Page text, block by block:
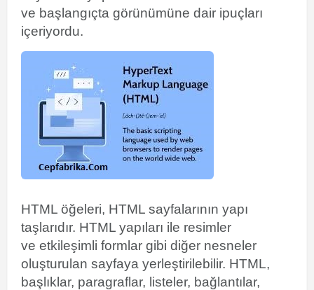
ve başlangıçta görünümüne dair ipuçları
içeriyordu.
HTML öğeleri, HTML sayfalarının yapı
taşlarıdır. HTML yapıları ile resimler
ve etkileşimli formlar gibi diğer nesneler
oluşturulan sayfaya yerleştirilebilir. HTML,
başlıklar, paragraflar, listeler, bağlantılar,